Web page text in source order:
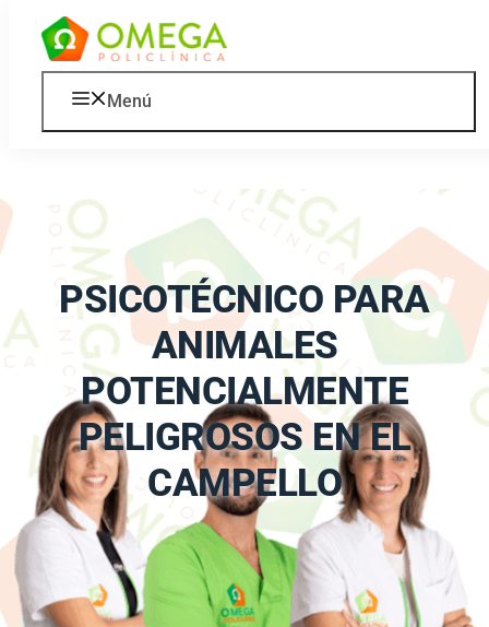
Saltar al contenido
Menú
PSICOTÉCNICO PARA
ANIMALES
POTENCIALMENTE
PELIGROSOS EN EL
CAMPELLO